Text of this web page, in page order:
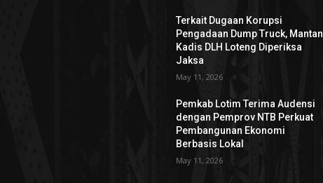
Terkait Dugaan Korupsi
Pengadaan Dump Truck, Mantan
Kadis DLH Loteng Diperiksa
Jaksa
May 11, 2026
Pemkab Lotim Terima Audensi
dengan Pemprov NTB Perkuat
Pembangunan Ekonomi
Berbasis Lokal
May 11, 2026